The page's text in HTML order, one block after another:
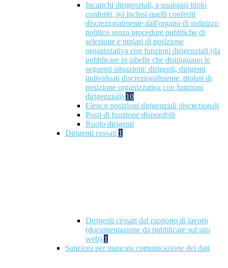
Incarichi dirigenziali, a qualsiasi titolo
conferiti, ivi inclusi quelli conferiti
discrezionalmente dall'organo di indirizzo
politico senza procedure pubbliche di
selezione e titolari di posizione
organizzativa con funzioni dirigenziali (da
pubblicare in tabelle che distinguano le
seguenti situazioni: dirigenti, dirigenti
individuati discrezionalmente, titolari di
posizione organizzativa con funzioni
dirigenziali) 10
Elenco posizioni dirigenziali discrezionali
Posti di funzione disponibili
Ruolo dirigenti
Dirigenti cessati 1
Dirigenti cessati dal rapporto di lavoro
(documentazione da pubblicare sul sito
web) 1
Sanzioni per mancata comunicazione dei dati